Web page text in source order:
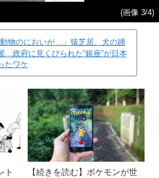
(画像 3/4)
動物のにおいが…」猿芝居、犬の踊
…政府に見くびられた“銀座”が日本
たワケ
ト
【続きを読む】ポケモンが世